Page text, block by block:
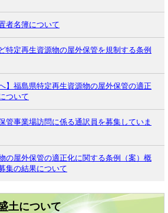
者名簿について
特定再生資源物の屋外保管を規制する条例
】福島県特定再生資源物の屋外保管の適正
ついて
管事業場訪問に係る通訳員を募集していま
の屋外保管の適正化に関する条例（案）概
集の結果について
土について